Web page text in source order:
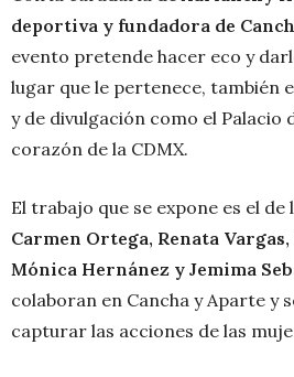
deportiva y fundadora de
evento pretende hacer eco y
lugar que le pertenece, también
y de divulgación como el Palacio
corazón de la CDMX.
El trabajo que se expone es el
Carmen Ortega, Renata
Mónica Hernánez y Jemima
colaboran en Cancha y Aparte y
capturar las acciones de las